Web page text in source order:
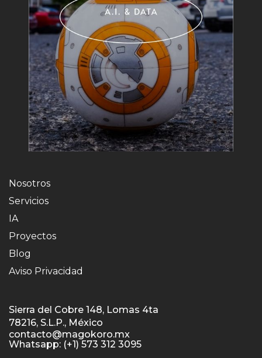
Nosotros
Servicios
IA
Proyectos
Blog
Aviso Privacidad
Sierra del Cobre 148, Lomas 4ta
78216, S.L.P., México
contacto@magokoro.mx
Whatsapp: (+1) 573 312 3095